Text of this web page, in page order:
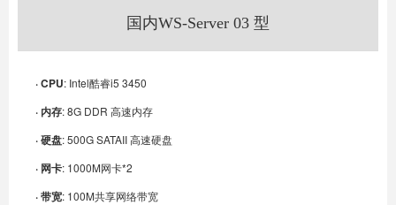
国内WS-Server 03 型
· CPU: Intel酷睿i5 3450
· 内存: 8G DDR 高速内存
· 硬盘: 500G SATAII 高速硬盘
· 网卡: 1000M网卡*2
· 带宽: 100M共享网络带宽